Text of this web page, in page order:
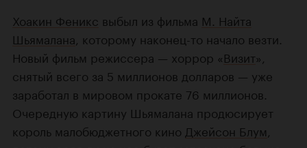
Хоакин Феникс выбыл из фильма М. Найта
Шьямалана , которому наконец-то начало везти.
Новый фильм режиссера — хоррор «Визит»,
снятый всего за 5 миллионов долларов — уже
заработал в мировом прокате 76 миллионов.
Очередную картину Шьямалана продюсирует
король малобюджетного кино Джейсон Блум